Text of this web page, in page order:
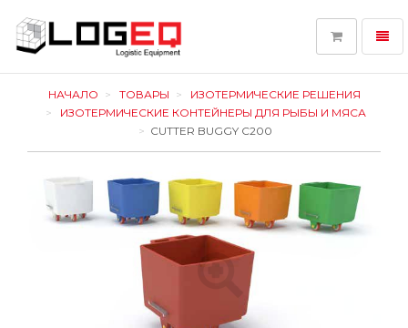
LOGEQ
НАЧАЛО ТОВАРЫ
ИЗОТЕРМИЧЕСКИЕ РЕШЕНИЯ
ИЗОТЕРМИЧЕСКИЕ КОНТЕЙНЕРЫ ДЛЯ РЫБЫ И МЯСА
CUTTER BUGGY C200